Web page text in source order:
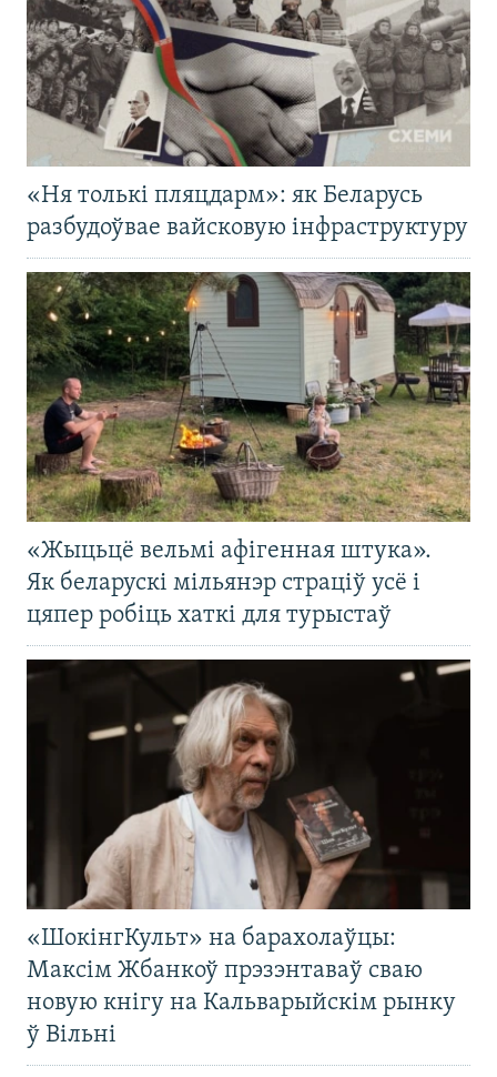
«Ня толькі пляцдарм»: як Беларусь
разбудоўвае вайсковую інфраструктуру
«Жыцьцё вельмі афігенная штука».
Як беларускі мільянэр страціў усё і
цяпер робіць хаткі для турыстаў
«ШокінгКульт» на барахолаўцы:
Максім Жбанкоў прэзэнтаваў сваю
новую кнігу на Кальварыйскім рынку
ў Вільні